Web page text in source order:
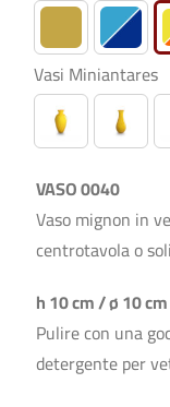
Vasi Miniantares
VASO 0040
Vaso mignon in
centrotavola o
h 10 cm / ø 10 cm
Pulire con una
detergente per